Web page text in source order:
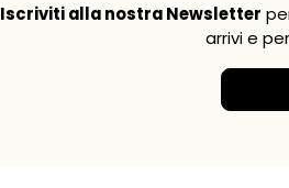
Iscriviti alla nostra Newsletter
arrivi e